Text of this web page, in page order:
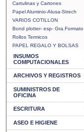
Cartulinas y Cartones
Papel Aluminio-Alusa-Strech
VARIOS COTILLON
Bond plotter- esp- Gra.Formato
Rollos Termicos
PAPEL REGALO Y BOLSAS
INSUMOS
COMPUTACIONALES
ARCHIVOS Y REGISTROS
SUMINISTROS DE
OFICINA
ESCRITURA
ASEO E HIGIENE